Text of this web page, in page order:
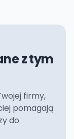
z tym
firmy,
pomagają
do